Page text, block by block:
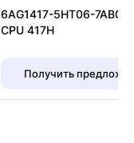
6AG1417-5HT06-7AB0
CPU 417H
Получить